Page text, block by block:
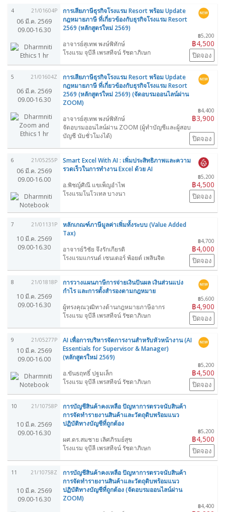
4 21/01604P
06 มี.ค. 2569
09.00-16.30
การเสียภาษีธุรกิจโรงแรม Resort พร้อม Update
กฎหมายภาษี ที่เกี่ยวข้องกับธุรกิจโรงแรม Resort
2569 (หลักสูตรใหม่ 2569)
฿5,200
฿4,500
อาจารย์สุเทพ พงษ์พิทักษ์
โรงแรม จุบีลี เพรสทีจน์ รัชดาภิเษก
ปิดจอง
5 21/01604Z
06 มี.ค. 2569
09.00-16.30
การเสียภาษีธุรกิจโรงแรม Resort พร้อม Update
กฎหมายภาษี ที่เกี่ยวข้องกับธุรกิจโรงแรม Resort
2569 (หลักสูตรใหม่ 2569) (จัดอบรมออนไลน์ผ่าน
ZOOM)
฿4,400
฿3,900
อาจารย์สุเทพ พงษ์พิทักษ์
จัดอบรมออนไลน์ผ่าน ZOOM (ผู้ทำบัญชีและผู้สอบ
บัญชี นับชั่วโมงได้)
ปิดจอง
6 21/05255P
06 มี.ค. 2569
09.00-16.00
Smart Excel With AI : เพิ่มประสิทธิภาพและความ
รวดเร็วในการทำงาน Excel ด้วย AI
฿5,200
฿4,500
อ.พิชญ์ศิณี แขเพ็ญอำไพ
โรงแรมโนโวเทล บางนา
ปิดจอง
7 21/01131P
10 มี.ค. 2569
09.00-16.30
หลักเกณฑ์ภาษีมูลค่าเพิ่มทั้งระบบ (Value Added
Tax)
฿4,700
฿4,000
อาจารย์วิชัย จึงรักเกียรติ
โรงแรมแกรนด์ เซนเตอร์ พ้อยต์ เพลินจิต
ปิดจอง
8 21/01818P
10 มี.ค. 2569
09.00-16.30
การวางแผนภาษีการจ่ายเงินปันผล เงินส่วนแบ่ง
กำไร และการตั้งสำรองตามกฎหมาย
฿5,600
฿4,900
ผู้ทรงคุณวุฒิทางด้านกฎหมายภาษีอากร
โรงแรม จุบีลี เพรสทีจน์ รัชดาภิเษก
ปิดจอง
9 21/05277P
10 มี.ค. 2569
09.00-16.00
AI เพื่อการบริหารจัดการงานสำหรับหัวหน้างาน (AI
Essentials for Supervisor & Manager)
(หลักสูตรใหม่ 2569)
฿5,200
฿4,500
อ.ขันธฤทธิ์ ปฐมเล็ก
โรงแรม จุบีลี เพรสทีจน์ รัชดาภิเษก
ปิดจอง
10 21/10758P
10 มี.ค. 2569
09.00-16.30
การบัญชีสินค้าคงเหลือ ปัญหาการตรวจนับสินค้า
การจัดทำรายงานสินค้าและวัตถุดิบพร้อมแนว
ปฏิบัติทางบัญชีที่ถูกต้อง
฿5,200
฿4,500
ผศ.ดร.สมชาย เลิศภิรมย์สุข
โรงแรม จุบีลี เพรสทีจน์ รัชดาภิเษก
ปิดจอง
11 21/10758Z
10 มี.ค. 2569
09.00-16.30
การบัญชีสินค้าคงเหลือ ปัญหาการตรวจนับสินค้า
การจัดทำรายงานสินค้าและวัตถุดิบพร้อมแนว
ปฏิบัติทางบัญชีที่ถูกต้อง (จัดอบรมออนไลน์ผ่าน
ZOOM)
฿4,400